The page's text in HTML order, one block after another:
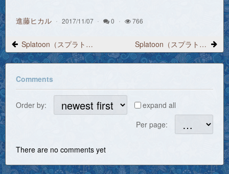
進藤ヒカル 2017/11/07 0 766
Splatoon（スプラトゥーン）プレイ日記 2017/10/30「マッスー先輩のアドバイス、ステージごとにおすすめの武器1」 Splatoon（スプラトゥーン）プレイ日記 2017/10/30「マッスー先輩のアドバイス、ステージごとにおすすめの武器その３」
Comments
Order by:
expand all
Per page:
There are no comments yet